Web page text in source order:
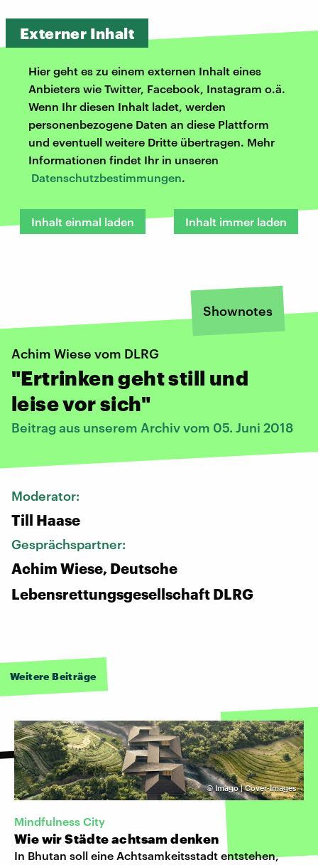
Externer Inhalt
Hier geht es zu einem externen Inhalt eines
Anbieters wie Twitter, Facebook, Instagram o.ä.
Wenn Ihr diesen Inhalt ladet, werden
personenbezogene Daten an diese Plattform
und eventuell weitere Dritte übertragen. Mehr
Informationen findet Ihr in unseren
Datenschutzbestimmungen.
Inhalt einmal laden Inhalt immer laden
Shownotes
Achim Wiese vom DLRG
"Ertrinken geht still und
leise vor sich"
Beitrag aus unserem Archiv vom 05. Juni 2018
Moderator:
Till Haase
Gesprächspartner:
Achim Wiese, Deutsche
Lebensrettungsgesellschaft DLRG
Weitere Beiträge
©Imago | Cover-Images
Mindfulness City
Wie wir Städte achtsam denken
In Bhutan soll eine Achtsamkeitsstadt entstehen,